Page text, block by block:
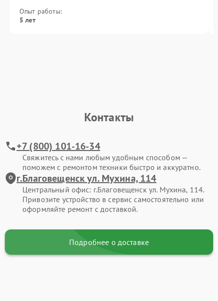
Опыт работы:
5 лет
Контакты
+7 (800) 101-16-34
Свяжитесь с нами любым удобным способом —
поможем с ремонтом техники быстро и аккуратно.
г.Благовещенск ул. Мухина, 114
Центральный офис: г.Благовещенск ул. Мухина, 114.
Привозите устройство в сервис самостоятельно или
оформляйте ремонт с доставкой.
Подробнее о доставке